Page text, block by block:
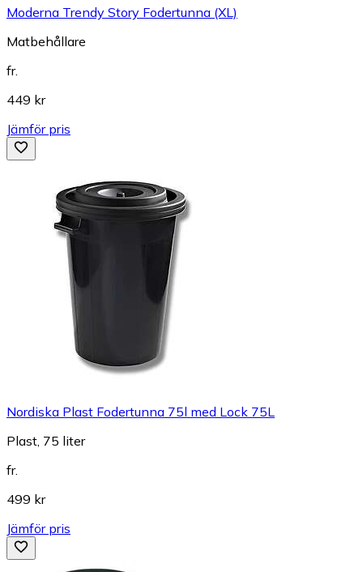
Moderna Trendy Story Fodertunna (XL)
Matbehållare
fr.
449 kr
Jämför pris
Nordiska Plast Fodertunna 75l med Lock 75L
Plast, 75 liter
fr.
499 kr
Jämför pris